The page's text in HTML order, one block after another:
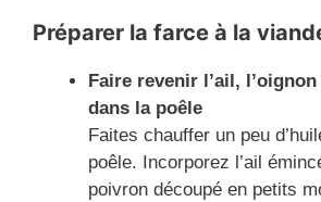
Préparer la farce à la
Faire revenir l’ail,
dans la poêle
Faites chauffer un peu
poêle. Incorporez l’ail
poivron découpé en petits